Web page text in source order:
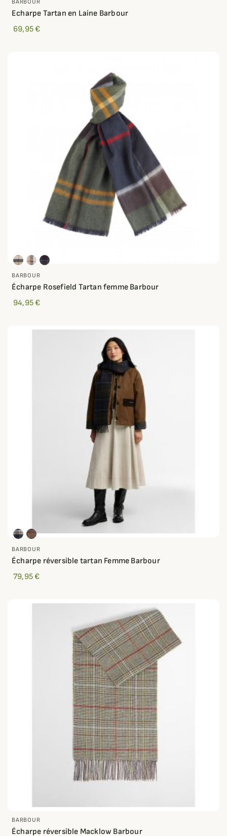
BARBOUR
Echarpe Tartan en Laine Barbour
69,95 €
BARBOUR
Écharpe Rosefield Tartan femme Barbour
94,95 €
BARBOUR
Écharpe réversible tartan Femme Barbour
79,95 €
BARBOUR
Écharpe réversible Macklow Barbour